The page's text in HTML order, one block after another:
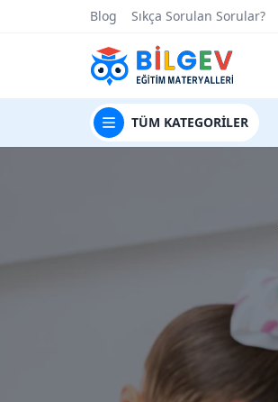
Blog Sıkça Sorulan Sorular?
TÜM KATEGORİLER